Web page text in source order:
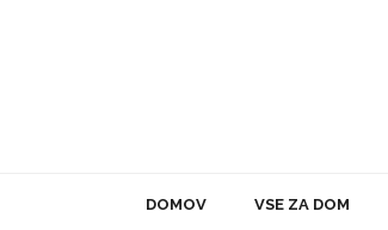
DOMOV VSE ZA DOM